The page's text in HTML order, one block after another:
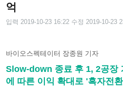
억
입력 2019-10-23 16:22 수정 2019-10-23
바이오스펙테이터 장종원 기자
Slow-down 종료 후 1, 2공장
에 따른 이익 확대로 '흑자전